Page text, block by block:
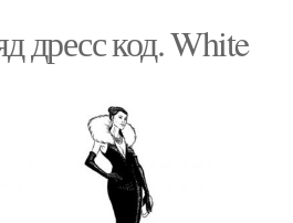
дресс код. White